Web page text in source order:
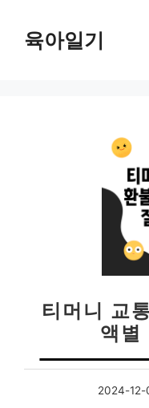
육아일기
티머니 교
액별
2024-12-